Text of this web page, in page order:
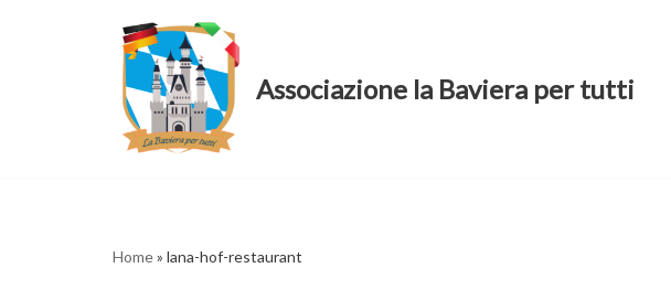
Associazione la Baviera per tutti
Home» lana-hof-restaurant